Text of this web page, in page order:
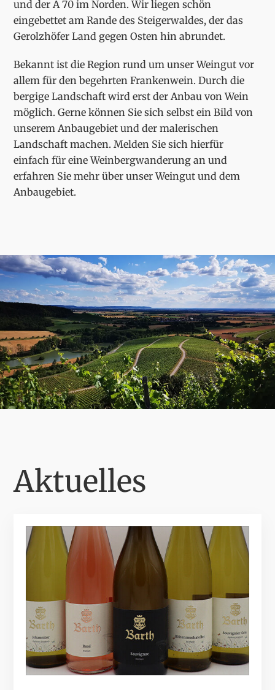
und der A 70 im Norden. Wir liegen schön
eingebettet am Rande des Steigerwaldes, der das
Gerolzhöfer Land gegen Osten hin abrundet.
Bekannt ist die Region rund um unser Weingut vor
allem für den begehrten Frankenwein. Durch die
bergige Landschaft wird erst der Anbau von Wein
möglich. Gerne können Sie sich selbst ein Bild von
unserem Anbaugebiet und der malerischen
Landschaft machen. Melden Sie sich hierfür
einfach für eine Weinbergwanderung an und
erfahren Sie mehr über unser Weingut und dem
Anbaugebiet.
Aktuelles